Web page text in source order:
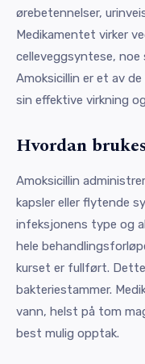
ørebetennelser,
Medikamentet virker
celleveggsyntese,
Amoksicillin er et av
sin effektive virkning
Hvordan
Amoksicillin
kapsler eller flytende
infeksjonens type og
hele
kurset er fullført.
bakteriestammer.
vann, helst på tom
best mulig opptak.